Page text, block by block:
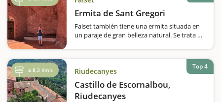
naturaleza. Durante…
Ermita de Sant Gregori
Falset también tiene una ermita situada en
un paraje de gran belleza natural. Se trata de
sinuosas y agujeros curiosos, todo esculpido
por el viento y el agua.De…
a 8,3 Km's Riudecanyes
Castillo de Escornalbou,
Riudecanyes
Top 4